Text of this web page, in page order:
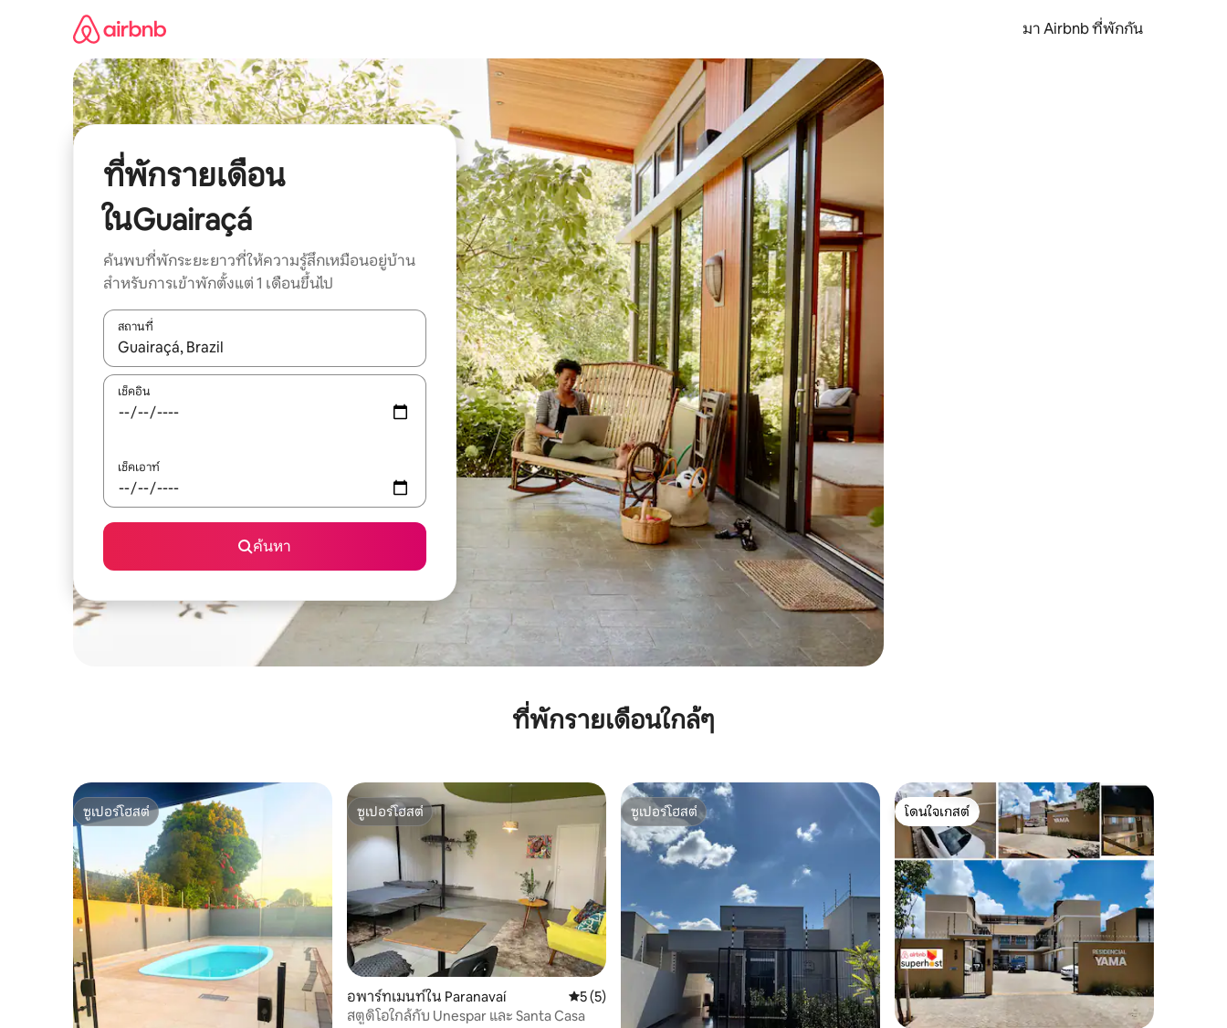
มา Airbnb ที่พักกัน
ที่พักรายเดือน
ในGuairaçá
ค้นพบที่พักระยะยาวที่ให้ความรู้สึกเหมือนอยู่บ้าน
สำหรับการเข้าพักตั้งแต่ 1 เดือนขึ้นไป
สถานที่
ใช้ลูกศรขึ้นลง หรือใช้การสัมผัสหรือปัด เพื่อสำรวจผลการค้นหา
เช็คอิน
เช็คเอาท์
ค้นหา
ที่พักรายเดือนใกล้ๆ
ซูเปอร์โฮสต์
ซูเปอร์โฮสต์
ซูเปอร์โฮสต์
ซูเปอร์โฮสต์
อพาร์ทเมนท์ใน Paranavaí คะแนนเฉลี่ย 5 จาก 5, 5 รีวิว
5 (5)
สตูดิโอใกล้กับ Unespar และ Santa Casa
ซูเปอร์โฮสต์
ซูเปอร์โฮสต์
โดนใจเกสต์
โดนใจเกสต์